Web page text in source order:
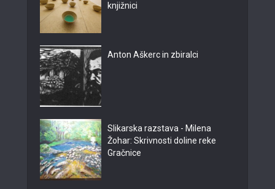
knjižnici
Anton Aškerc in zbiralci
Slikarska razstava - Milena
Žohar: Skrivnosti doline reke
Gračnice